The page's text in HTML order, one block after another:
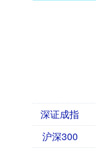
深证成指
沪深300